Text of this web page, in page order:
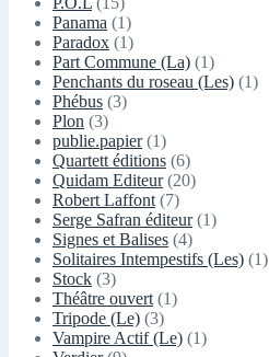
Panama (1)
Paradox (1)
Part Commune (La) (1)
Penchants du roseau (Les) (1)
Phébus (3)
Plon (3)
publie.papier(1)
Quartett éditions (6)
Quidam Editeur(20)
Robert Laffont (7)
Serge Safran éditeur(1)
Signes et Balises (4)
Solitaires Intempestifs (Les) (1)
Stock (3)
Théâtre ouvert (1)
Tripode (Le) (3)
Vampire Actif (Le) (1)